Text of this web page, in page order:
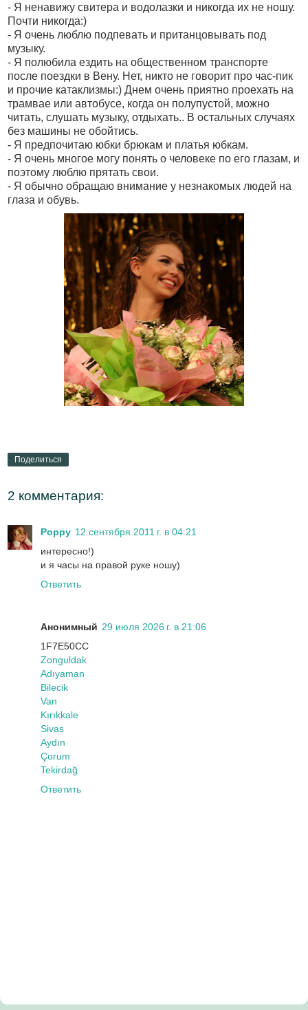
- Я ненавижу свитера и водолазки и никогда их не ношу.
Почти никогда:)
- Я очень люблю подпевать и пританцовывать под
музыку.
- Я полюбила ездить на общественном транспорте
после поездки в Вену. Нет, никто не говорит про час-пик
и прочие катаклизмы:) Днем очень приятно проехать на
трамвае или автобусе, когда он полупустой, можно
читать, слушать музыку, отдыхать.. В остальных случаях
без машины не обойтись.
- Я предпочитаю юбки брюкам и платья юбкам.
- Я очень многое могу понять о человеке по его глазам, и
поэтому люблю прятать свои.
- Я обычно обращаю внимание у незнакомых людей на
глаза и обувь.
Поделиться
2 комментария:
Poppy 12 сентября 2011 г. в 04:21
интересно!)
и я часы на правой руке ношу)
Ответить
Анонимный 29 июля 2026 г. в 21:06
1F7E50CC
Zonguldak
Adıyaman
Bilecik
Van
Kırıkkale
Sivas
Aydın
Çorum
Tekirdağ
Ответить